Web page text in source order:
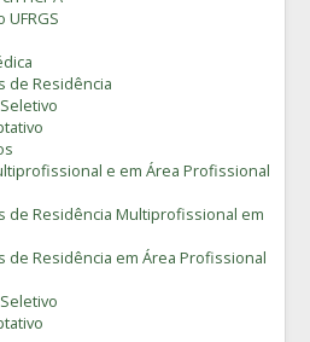
UFRGS
de Residência
e em Área Profissional
de Residência Multiprofissional em
de Residência em Área Profissional